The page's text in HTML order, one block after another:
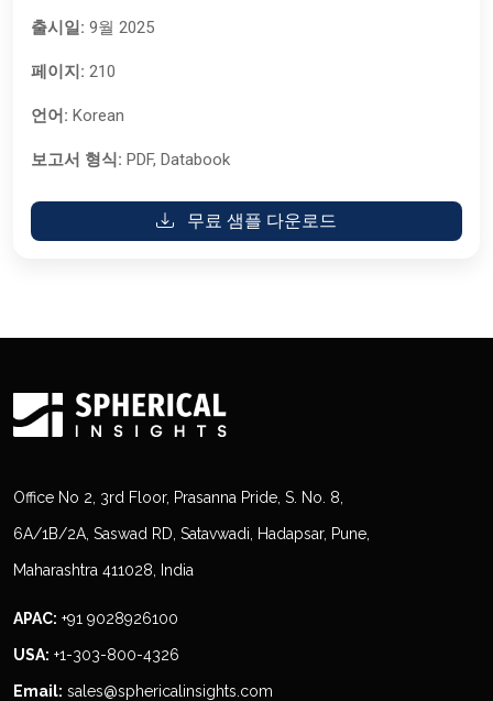
출시일: 9월 2025
페이지: 210
언어: Korean
보고서 형식: PDF, Databook
무료 샘플 다운로드
Office No 2, 3rd Floor, Prasanna Pride, S. No. 8,
6A/1B/2A, Saswad RD, Satavwadi, Hadapsar, Pune,
Maharashtra 411028, India
APAC: +91 9028926100
USA: +1-303-800-4326
Email: sales@sphericalinsights.com